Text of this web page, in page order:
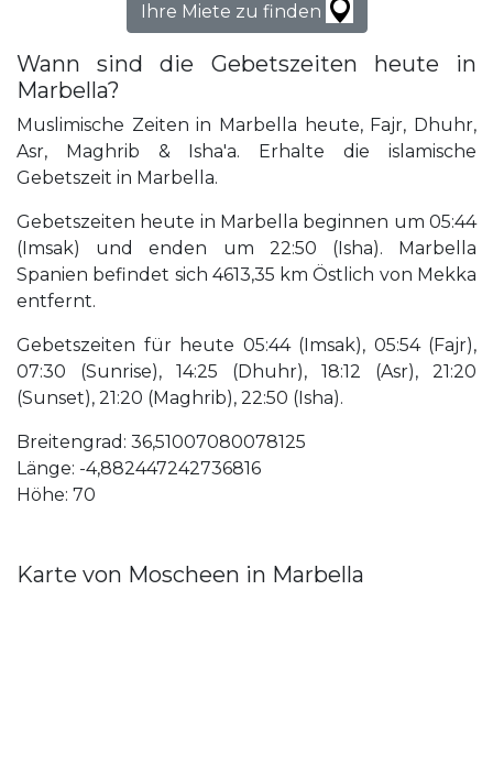
Ihre Miete zu finden
Wann sind die Gebetszeiten heute in
Marbella?
Muslimische Zeiten in Marbella heute, Fajr, Dhuhr,
Asr, Maghrib & Isha'a. Erhalte die islamische
Gebetszeit in Marbella.
Gebetszeiten heute in Marbella beginnen um 05:44
(Imsak) und enden um 22:50 (Isha). Marbella
Spanien befindet sich 4613,35 km Östlich von Mekka
entfernt.
Gebetszeiten für heute 05:44 (Imsak), 05:54 (Fajr),
07:30 (Sunrise), 14:25 (Dhuhr), 18:12 (Asr), 21:20
(Sunset), 21:20 (Maghrib), 22:50 (Isha).
Breitengrad: 36,51007080078125
Länge: -4,882447242736816
Höhe: 70
Karte von Moscheen in Marbella